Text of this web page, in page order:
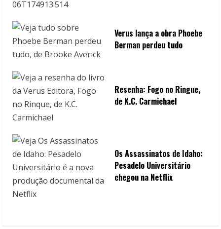
Verus lança a obra Phoebe
Berman perdeu tudo
Resenha: Fogo no Ringue,
de K.C. Carmichael
Os Assassinatos de Idaho:
Pesadelo Universitário
chegou na Netflix